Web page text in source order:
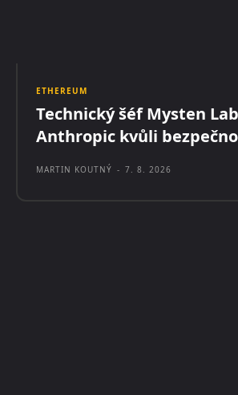
ETHEREUM
Technický šéf Mysten
Anthropic kvůli
MARTIN KOUTNÝ - 7. 8. 2026